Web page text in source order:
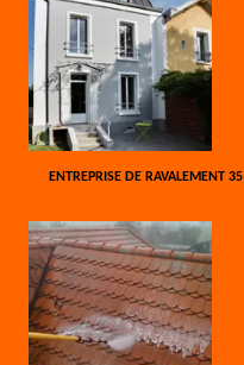
ENTREPRISE DE RAVALEMENT 35